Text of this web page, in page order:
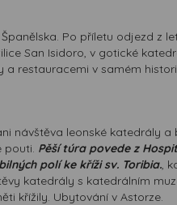
Po příletu odjezd z
San Isidoro, v gotické
a restauracemi v samém
návštěva leonské katedrály
pouti. Pěší túra povede z
polí ke kříži sv. Toribia.,
katedrály s katedrálním
křížily. Ubytování v Astorze.